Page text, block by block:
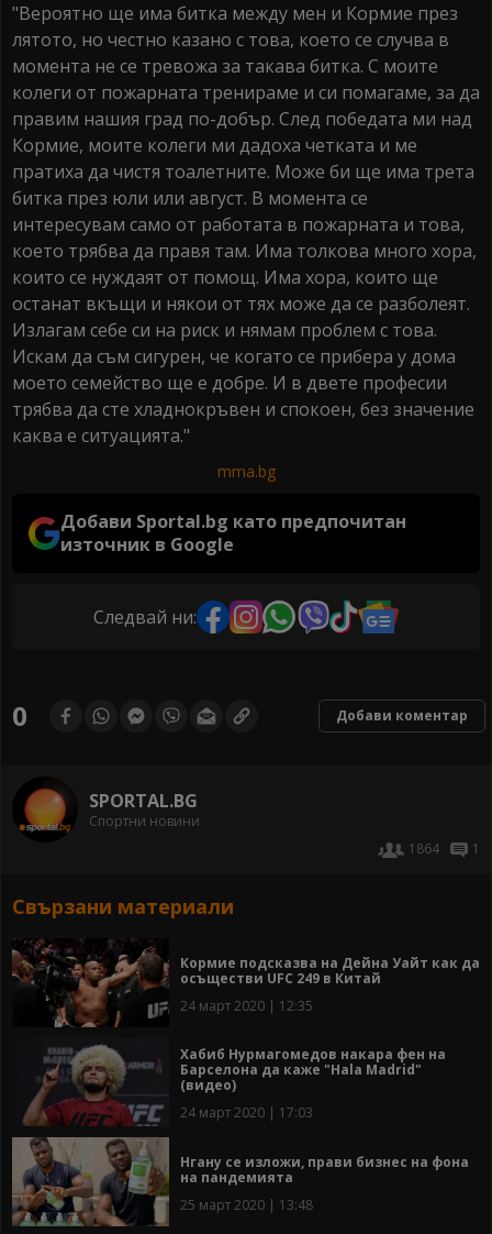
"Вероятно ще има битка между мен и Кормие през
лятото, но честно казано с това, което се случва в
момента не се тревожа за такава битка. С моите
колеги от пожарната тренираме и си помагаме, за да
правим нашия град по-добър. След победата ми над
Кормие, моите колеги ми дадоха четката и ме
пратиха да чистя тоалетните. Може би ще има трета
битка през юли или август. В момента се
интересувам само от работата в пожарната и това,
което трябва да правя там. Има толкова много хора,
които се нуждаят от помощ. Има хора, които ще
останат вкъщи и някои от тях може да се разболеят.
Излагам себе си на риск и нямам проблем с това.
Искам да съм сигурен, че когато се прибера у дома
моето семейство ще е добре. И в двете професии
трябва да сте хладнокръвен и спокоен, без значение
каква е ситуацията."
mma.bg
Добави Sportal.bg като предпочитан
източник в Google
Следвай ни:
0 Добави коментар
SPORTAL.BG
Спортни новини
1864
1
Свързани материали
Кормие подсказва на Дейна Уайт как да
осъществи UFC 249 в Китай
24 март 2020 | 12:35
Хабиб Нурмагомедов накара фен на
Барселона да каже "Hala Madrid"
(видео)
24 март 2020 | 17:03
Нгану се изложи, прави бизнес на фона
на пандемията
25 март 2020 | 13:48